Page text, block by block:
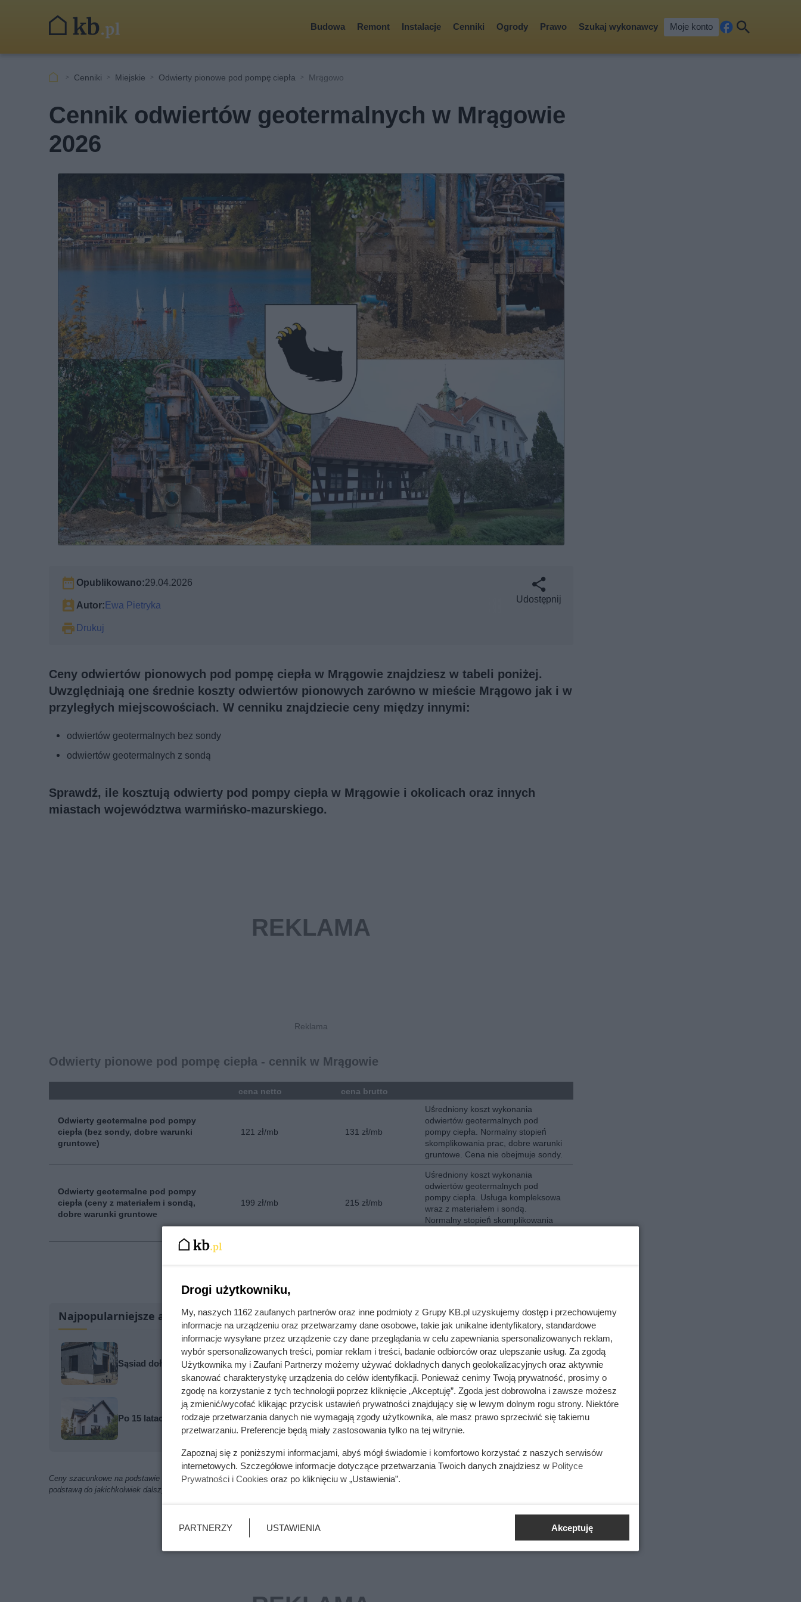
Budowa Remont Instalacje Cenniki Ogrody Prawo Szukaj wykonawcy Moje konto
cebkaj
Cenniki Miejskie Odwierty pionowe pod pompę ciepła Mrągowo
Cennik odwiertów geotermalnych w Mrągowie
2026
Opublikowano:29.04.2026
Autor: Ewa Pietryka
Drukuj
Udostępnij
Ceny odwiertów pionowych pod pompę ciepła w Mrągowie znajdziesz w tabeli poniżej.
Uwzględniają one średnie koszty odwiertów pionowych zarówno w mieście Mrągowo jak i w
przyległych miejscowościach. W cenniku znajdziecie ceny między innymi:
odwiertów geotermalnych bez sondy
odwiertów geotermalnych z sondą
Sprawdź, ile kosztują odwierty pod pompy ciepła w Mrągowie i okolicach oraz innych
miastach województwa warmińsko-mazurskiego.
Odwierty pionowe pod pompę ciepła - cennik w Mrągowie
cena netto cena brutto
Odwierty geotermalne pod pompy
ciepła (bez sondy, dobre warunki
gruntowe)
121 zł/mb 131 zł/mb
Uśredniony koszt wykonania
odwiertów geotermalnych pod
pompy ciepła. Normalny stopień
skomplikowania prac, dobre warunki
gruntowe. Cena nie obejmuje sondy.
Odwierty geotermalne pod pompy
ciepła (ceny z materiałem i sondą,
dobre warunki gruntowe
199 zł/mb 215 zł/mb
Uśredniony koszt wykonania
odwiertów geotermalnych pod
pompy ciepła. Usługa kompleksowa
wraz z materiałem i sondą.
Normalny stopień skomplikowania
Najpopularniejsze artykuły
Sąsiad dołożył kolejne 10 cm styropianu. Myślał, że grubsza izolacja przyniesie wielkie oszczędności
Po 15 latach zdjęli fragment elewacji. To, co zastali pod styropianem, zaskoczyło nawet wykonawcę
Ceny szacunkowe na podstawie ofert znalezionych w internecie. Nie stanowią oferty handlowej w rozumieniu kodeksu cywilnego i nie powinny być
podstawą do jakichkolwiek dalszych analiz i obliczeń
Drogi użytkowniku,
My, naszych 1162 zaufanych partnerów oraz inne podmioty z Grupy KB.pl uzyskujemy dostęp i przechowujemy
informacje na urządzeniu oraz przetwarzamy dane osobowe, takie jak unikalne identyfikatory, standardowe
informacje wysyłane przez urządzenie czy dane przeglądania w celu zapewniania spersonalizowanych reklam,
wybór spersonalizowanych treści, pomiar reklam i treści, badanie odbiorców oraz ulepszanie usług. Za zgodą
Użytkownika my i Zaufani Partnerzy możemy używać dokładnych danych geolokalizacyjnych oraz aktywnie
skanować charakterystykę urządzenia do celów identyfikacji. Ponieważ cenimy Twoją prywatność, prosimy o
zgodę na korzystanie z tych technologii poprzez kliknięcie „Akceptuję”. Zgoda jest dobrowolna i zawsze możesz
ją zmienić/wycofać klikając przycisk ustawień prywatności znajdujący się w lewym dolnym rogu strony. Niektóre
rodzaje przetwarzania danych nie wymagają zgody użytkownika, ale masz prawo sprzeciwić się takiemu
przetwarzaniu. Preferencje będą miały zastosowania tylko na tej witrynie.
Zapoznaj się z poniższymi informacjami, abyś mógł świadomie i komfortowo korzystać z naszych serwisów
internetowych. Szczegółowe informacje dotyczące przetwarzania Twoich danych znajdziesz w Polityce
Prywatności i Cookies oraz po kliknięciu w „Ustawienia”.
PARTNERZY USTAWIENIA Akceptuję